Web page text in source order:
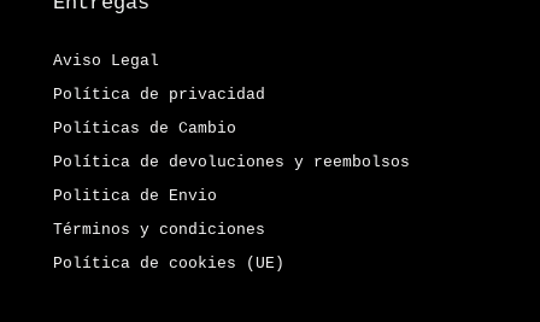
Aviso Legal
Política de privacidad
Políticas de Cambio
Política de devoluciones y reembolsos
Politica de Envio
Términos y condiciones
Política de cookies (UE)